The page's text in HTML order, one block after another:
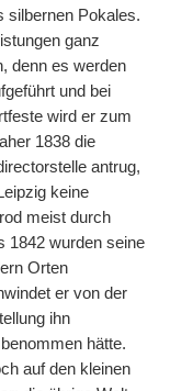
silbernen Pokales.
ganz
denn es werden
und bei
wird er zum
1838 die
antrug,
keine
meist durch
1842 wurden seine
Orten
er von der
ihn
hätte.
auf den kleinen